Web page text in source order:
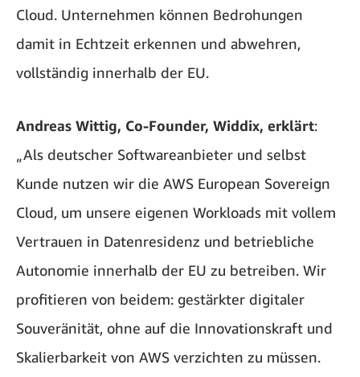
Cloud. Unternehmen können Bedrohungen
damit in Echtzeit erkennen und abwehren,
vollständig innerhalb der EU.
Andreas Wittig, Co-Founder, Widdix, erklärt:
„Als deutscher Softwareanbieter und selbst
Kunde nutzen wir die AWS European Sovereign
Cloud, um unsere eigenen Workloads mit vollem
Vertrauen in Datenresidenz und betriebliche
Autonomie innerhalb der EU zu betreiben. Wir
profitieren von beidem: gestärkter digitaler
Souveränität, ohne auf die Innovationskraft und
Skalierbarkeit von AWS verzichten zu müssen.